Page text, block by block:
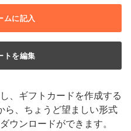
、ギフトカードを作成する
ら、ちょうど望ましい形式
ウンロードができます。
ムに記入
トを編集